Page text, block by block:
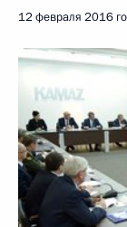
12 февраля 2016